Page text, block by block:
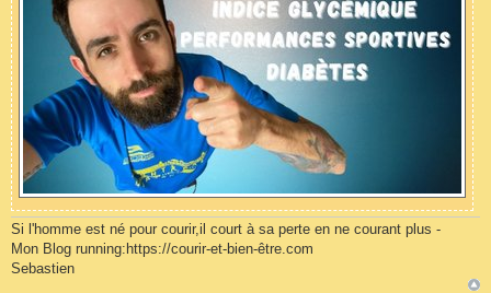
Si l'homme est né pour courir,il court à sa perte en ne courant plus -
Mon Blog running:https://courir-et-bien-être.com
Sebastien